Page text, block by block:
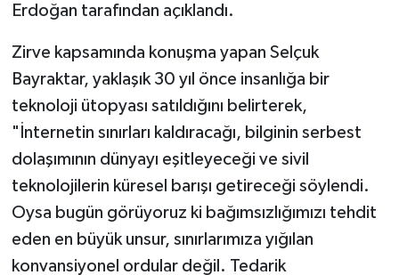
Erdoğan tarafından açıklandı.
Zirve kapsamında konuşma yapan Selçuk
Bayraktar, yaklaşık 30 yıl önce insanlığa bir
teknoloji ütopyası satıldığını belirterek,
"İnternetin sınırları kaldıracağı, bilginin serbest
dolaşımının dünyayı eşitleyeceği ve sivil
teknolojilerin küresel barışı getireceği söylendi.
Oysa bugün görüyoruz ki bağımsızlığımızı tehdit
eden en büyük unsur, sınırlarımıza yığılan
konvansiyonel ordular değil. Tedarik